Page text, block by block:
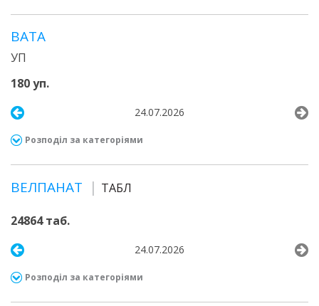
ВАТА
УП
180 уп.
24.07.2026
Розподіл за категоріями
ВЕЛПАНАТ ТАБЛ
24864 таб.
24.07.2026
Розподіл за категоріями